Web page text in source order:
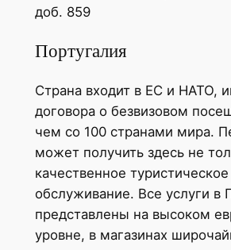
доб. 859
Португалия
Страна входит в ЕС и НАТО,
договора о безвизовом
чем со 100 странами мира.
может получить здесь не
качественное туристическое
обслуживание. Все услуги в
представлены на высоком
уровне, в магазинах